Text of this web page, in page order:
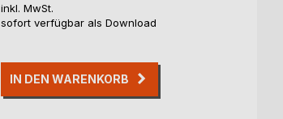
inkl. MwSt.
sofort verfügbar als Download
IN DEN WARENKORB